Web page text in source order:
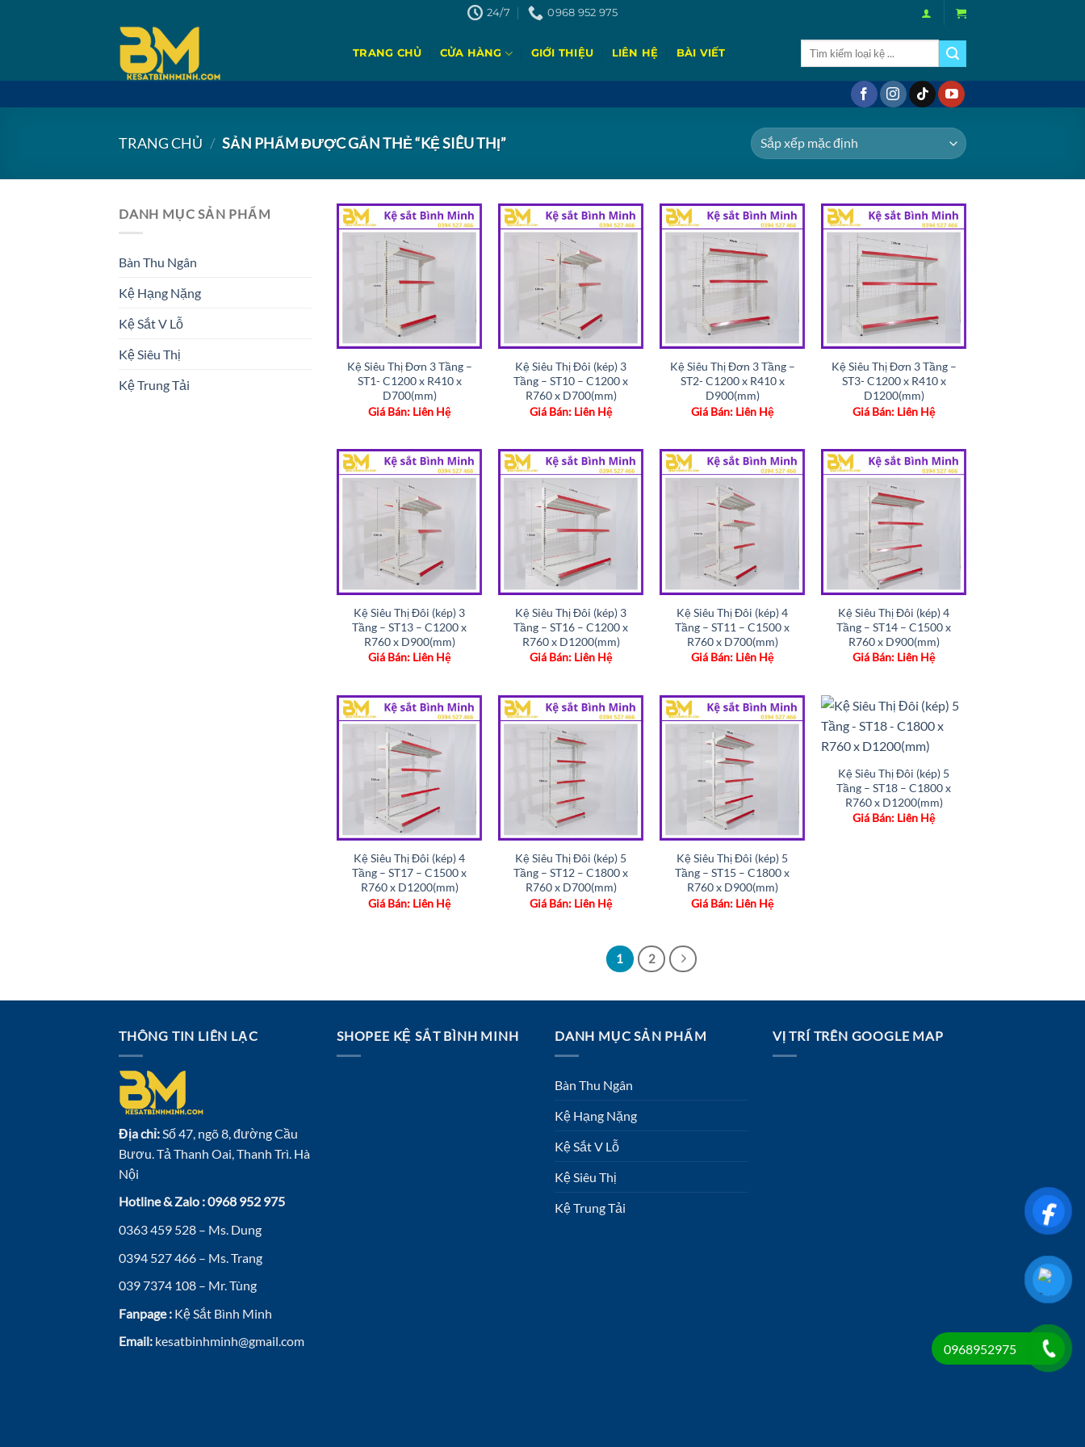
24/7 0968 952 975
TRANG CHỦ CỬA HÀNG GIỚI THIỆU LIÊN HỆ BÀI VIẾT
Tìm
TRANG CHỦ / SẢN PHẨM ĐƯỢC GẮN THẺ “KỆ SIÊU THỊ”
DANH MỤC SẢN PHẨM
Bàn Thu Ngân
Kệ Hạng Nặng
Kệ Sắt V Lỗ
Kệ Siêu Thị
Kệ Trung Tải
Kệ Siêu Thị Đơn 3 Tầng –
ST1- C1200 x R410 x
D700(mm)
Giá Bán: Liên Hệ
wishlist
Kệ Siêu Thị Đôi (kép) 3
Tầng – ST10 – C1200 x
R760 x D700(mm)
Giá Bán: Liên Hệ
wishlist
Kệ Siêu Thị Đơn 3 Tầng –
ST2- C1200 x R410 x
D900(mm)
Giá Bán: Liên Hệ
Add to
wishlist
Kệ Siêu Thị Đơn 3 Tầng –
ST3- C1200 x R410 x
D1200(mm)
Giá Bán: Liên Hệ
wishlist
Kệ Siêu Thị Đôi (kép) 3
Tầng – ST13 – C1200 x
R760 x D900(mm)
Giá Bán: Liên Hệ
wishlist
Kệ Siêu Thị Đôi (kép) 3
Tầng – ST16 – C1200 x
R760 x D1200(mm)
Giá Bán: Liên Hệ
Kệ Siêu Thị Đôi (kép) 4
Tầng – ST11 – C1500 x
R760 x D700(mm)
Giá Bán: Liên Hệ
wishlist
Kệ Siêu Thị Đôi (kép) 4
Tầng – ST14 – C1500 x
R760 x D900(mm)
Giá Bán: Liên Hệ
wishlist
Kệ Siêu Thị Đôi (kép) 4
Tầng – ST17 – C1500 x
R760 x D1200(mm)
Giá Bán: Liên Hệ
Kệ Siêu Thị Đôi (kép) 5
Tầng – ST12 – C1800 x
R760 x D700(mm)
Giá Bán: Liên Hệ
Kệ Siêu Thị Đôi (kép) 5
Tầng – ST15 – C1800 x
R760 x D900(mm)
Giá Bán: Liên Hệ
Add to
wishlist
Kệ Siêu Thị Đôi (kép) 5
Tầng – ST18 – C1800 x
R760 x D1200(mm)
Giá Bán: Liên Hệ
1 2
THÔNG TIN LIÊN LẠC
Địa chỉ:Số 47, ngõ 8, đường Cầu
Bươu. Tả Thanh Oai, Thanh Trì. Hà
Nội
Hotline & Zalo : 0968 952 975
0363 459 528 – Ms. Dung
0394 527 466 – Ms. Trang
039 7374 108 – Mr. Tùng
Fanpage : Kệ Sắt Bình Minh
Email: kesatbinhminh@gmail.com
SHOPEE KỆ SẮT BÌNH MINH DANH MỤC SẢN PHẨM
Bàn Thu Ngân
Kệ Hạng Nặng
Kệ Sắt V Lỗ
Kệ Siêu Thị
Kệ Trung Tải
VỊ TRÍ TRÊN GOOGLE MAP
0968952975